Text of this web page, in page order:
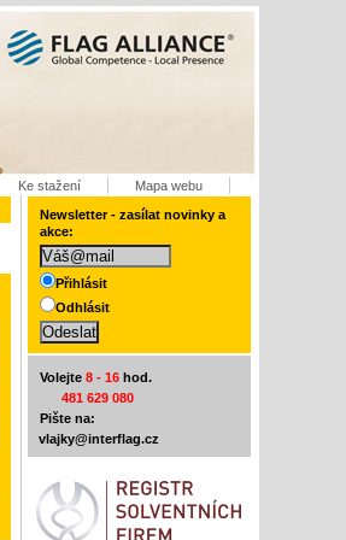
Ke stažení Mapa webu
Newsletter - zasílat novinky a
akce:
Přihlásit
Odhlásit
Volejte8 - 16 hod.
481 629 080
Pište na:
vlajky@interflag.cz